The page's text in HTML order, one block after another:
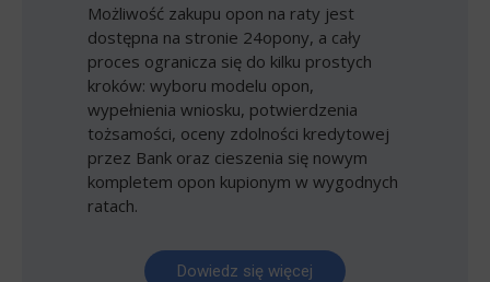
Możliwość zakupu opon na raty jest
dostępna na stronie 24opony, a cały
proces ogranicza się do kilku prostych
kroków: wyboru modelu opon,
wypełnienia wniosku, potwierdzenia
tożsamości, oceny zdolności kredytowej
przez Bank oraz cieszenia się nowym
kompletem opon kupionym w wygodnych
ratach.
Dowiedz się więcej